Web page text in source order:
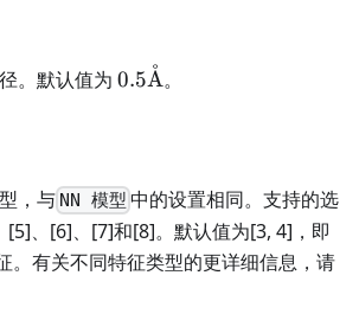
。默认值为 0.5
0.5A
˚。
，与 NN 模型 中的设置相同。支持的选
[5]、[6]、[7]和[8]。默认值为[3, 4]，即
。有关不同特征类型的更详细信息，请